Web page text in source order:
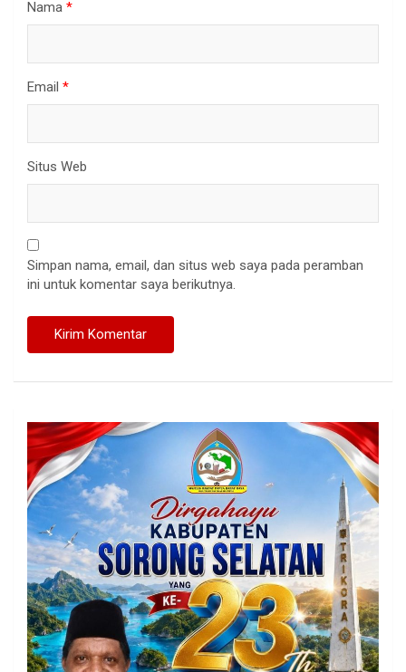
Nama *
Email *
Situs Web
Simpan nama, email, dan situs web saya pada peramban
ini untuk komentar saya berikutnya.